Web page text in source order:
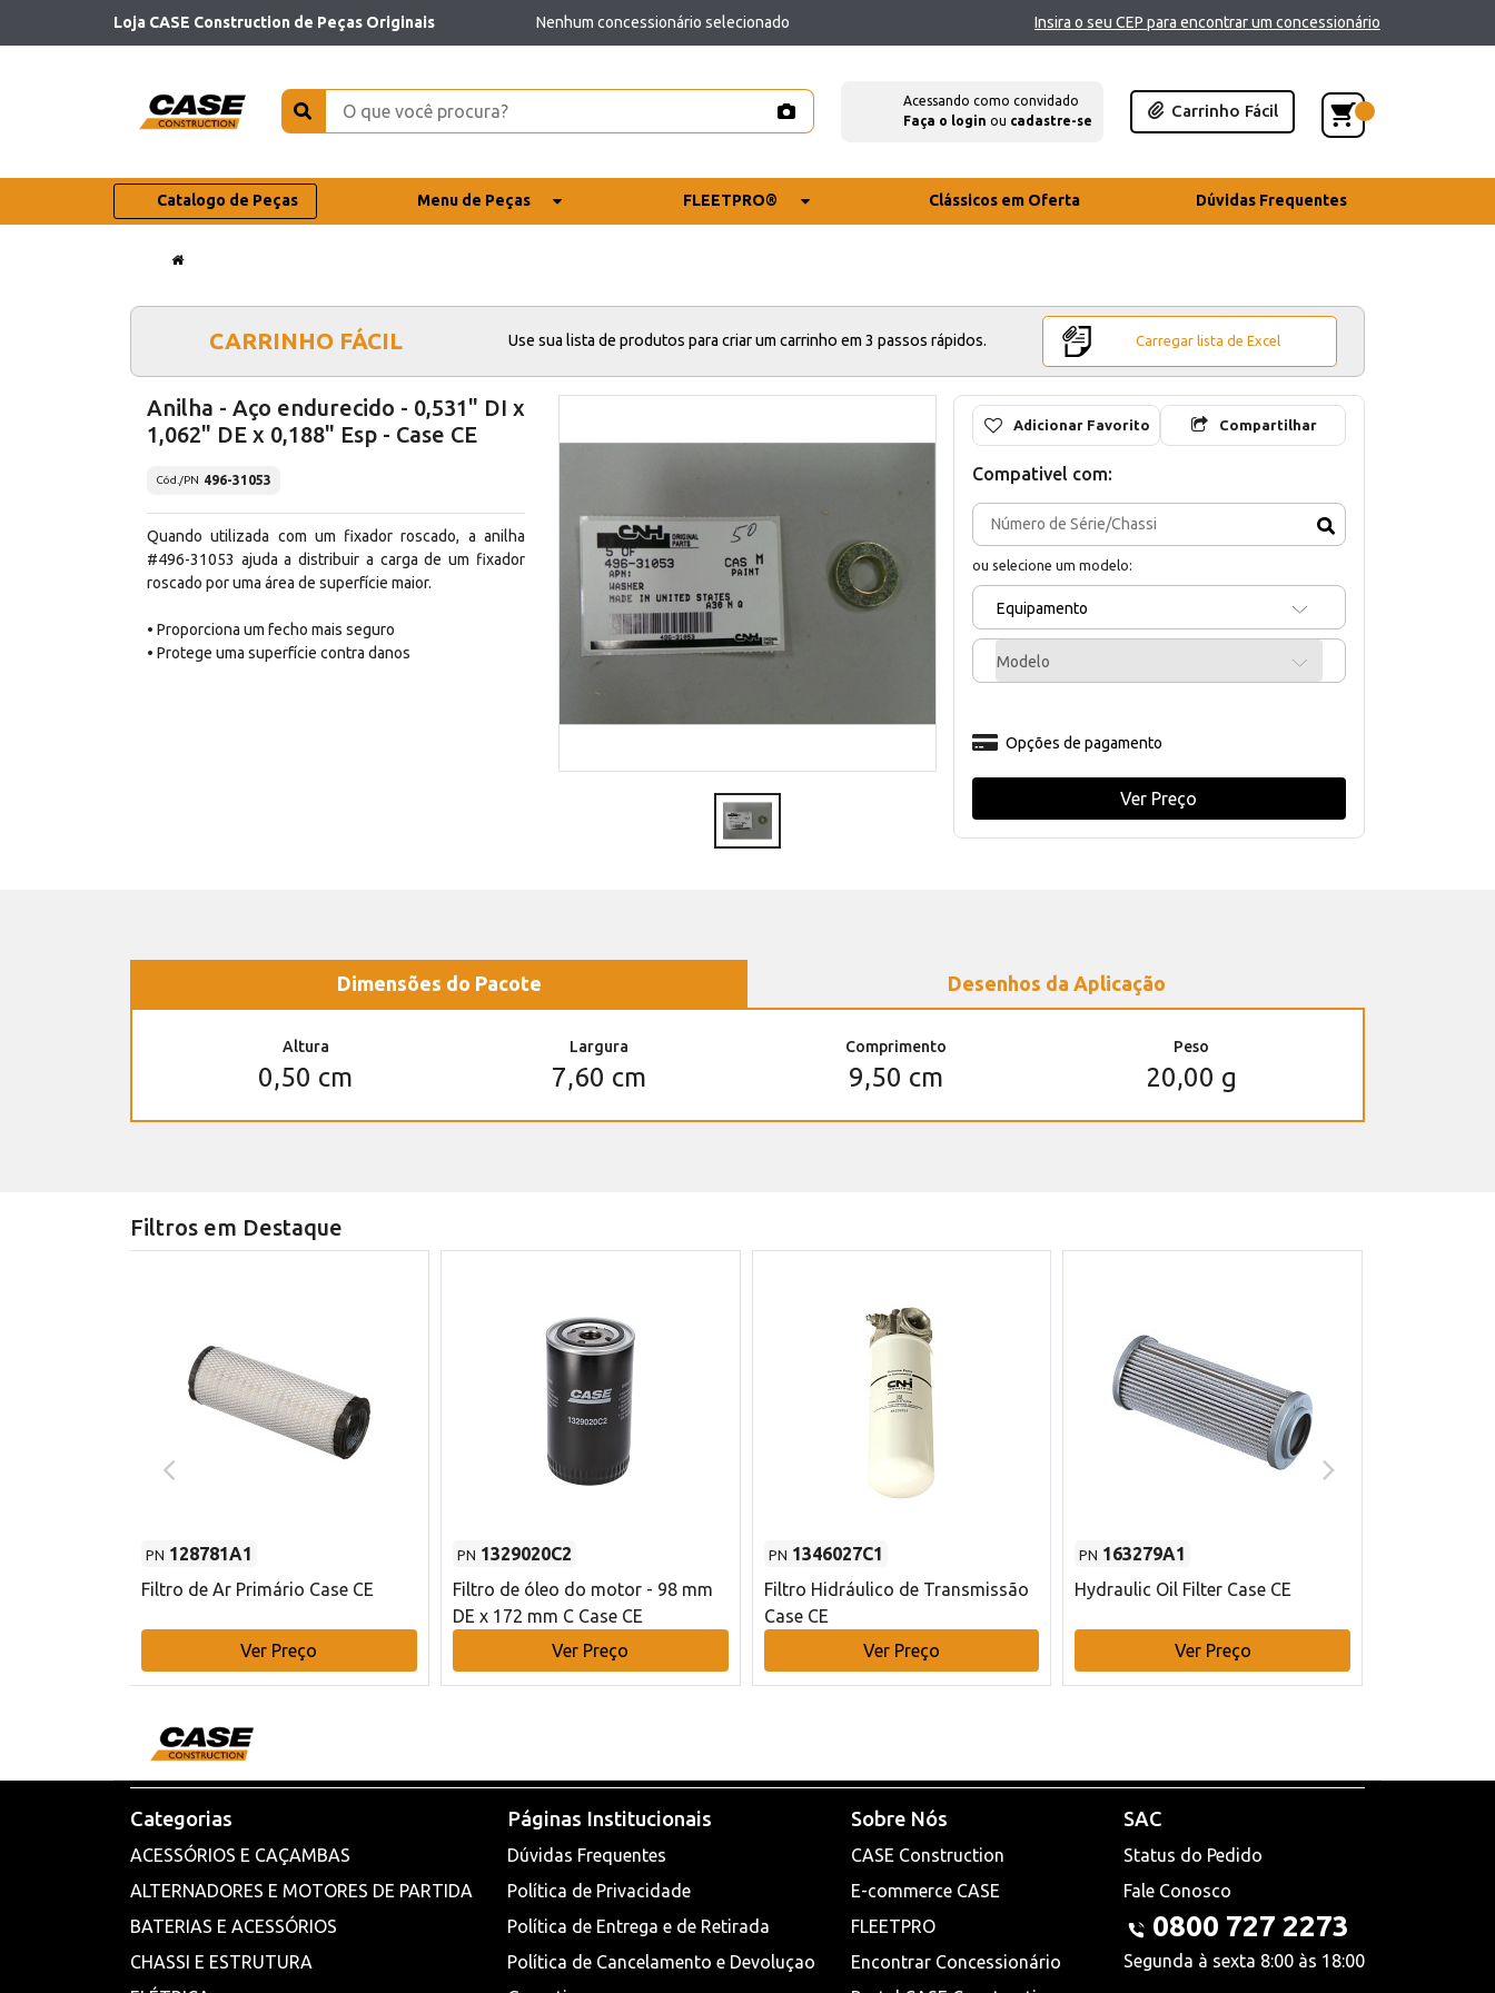
Loja CASE Construction de Peças Originais Nenhum concessionário selecionado Insira o seu CEP para encontrar um concessionário
Acessando como convidado
Faça o login ou cadastre-se
Carrinho Fácil
Catalogo de Peças Menu de Peças FLEETPRO® Clássicos em Oferta Dúvidas Frequentes
CARRINHO FÁCIL Use sua lista de produtos para criar um carrinho em 3 passos rápidos. Carregar lista de Excel
Anilha - Aço endurecido - 0,531" DI x
1,062" DE x 0,188" Esp - Case CE
Cód./PN 496-31053
Quando utilizada com um fixador roscado, a anilha
#496-31053 ajuda a distribuir a carga de um fixador
roscado por uma área de superfície maior.
• Proporciona um fecho mais seguro
• Protege uma superfície contra danos
Adicionar Favorito Compartilhar
Compativel com:
ou selecione um modelo:
Equipamento
Modelo
Opções de pagamento
Ver Preço
Dimensões do Pacote Desenhos da Aplicação
Altura
0,50 cm
Largura
7,60 cm
Comprimento
9,50 cm
Peso
20,00 g
Filtros em Destaque
PN 128781A1
Filtro de Ar Primário Case CE
Ver Preço
PN 1329020C2
Filtro de óleo do motor - 98 mm
DE x 172 mm C Case CE
Ver Preço
PN 1346027C1
Filtro Hidráulico de Transmissão
Case CE
Ver Preço
PN 163279A1
Hydraulic Oil Filter Case CE
Ver Preço
Categorias
ACESSÓRIOS E CAÇAMBAS
ALTERNADORES E MOTORES DE PARTIDA
BATERIAS E ACESSÓRIOS
CHASSI E ESTRUTURA
Páginas Institucionais
Dúvidas Frequentes
Política de Privacidade
Política de Entrega e de Retirada
Política de Cancelamento e Devoluçao
Sobre Nós
CASE Construction
E-commerce CASE
FLEETPRO
Encontrar Concessionário
SAC
Status do Pedido
Fale Conosco
0800 727 2273
Segunda à sexta 8:00 às 18:00